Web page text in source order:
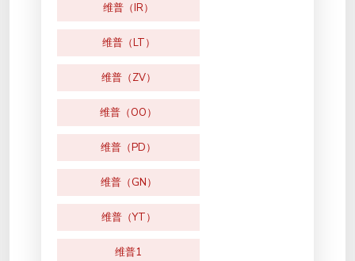
维普（IR）
维普（LT）
维普（ZV）
维普（OO）
维普（PD）
维普（GN）
维普（YT）
维普1